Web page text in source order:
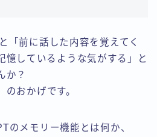
「前に話した内容を覚えてく
憶しているような気がする」と
か？
のおかげです。
のメモリー機能とは何か、